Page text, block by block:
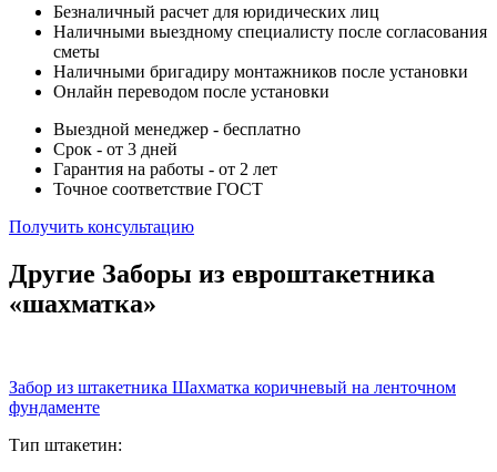
Безналичный расчет для юридических лиц
Наличными выездному специалисту после согласования
сметы
Наличными бригадиру монтажников после установки
Онлайн переводом после установки
Выездной менеджер - бесплатно
Срок - от 3 дней
Гарантия на работы - от 2 лет
Точное соответствие ГОСТ
Получить консультацию
Другие Заборы из евроштакетника
«шахматка»
Забор из штакетника Шахматка коричневый на ленточном
фундаменте
Тип штакетин: